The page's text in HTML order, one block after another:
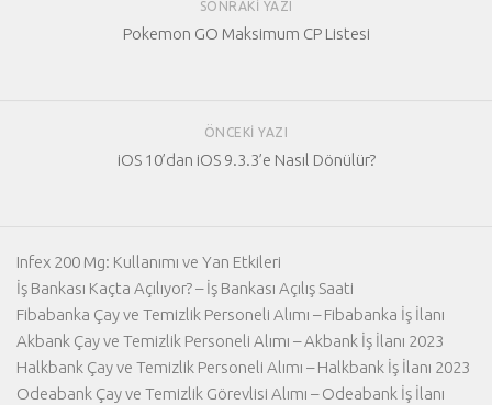
SONRAKI YAZI
Pokemon GO Maksimum CP Listesi
ÖNCEKI YAZI
iOS 10’dan iOS 9.3.3’e Nasıl Dönülür?
Infex 200 Mg: Kullanımı ve Yan Etkileri
İş Bankası Kaçta Açılıyor? – İş Bankası Açılış Saati
Fibabanka Çay ve Temizlik Personeli Alımı – Fibabanka İş İlanı
Akbank Çay ve Temizlik Personeli Alımı – Akbank İş İlanı 2023
Halkbank Çay ve Temizlik Personeli Alımı – Halkbank İş İlanı 2023
Odeabank Çay ve Temizlik Görevlisi Alımı – Odeabank İş İlanı